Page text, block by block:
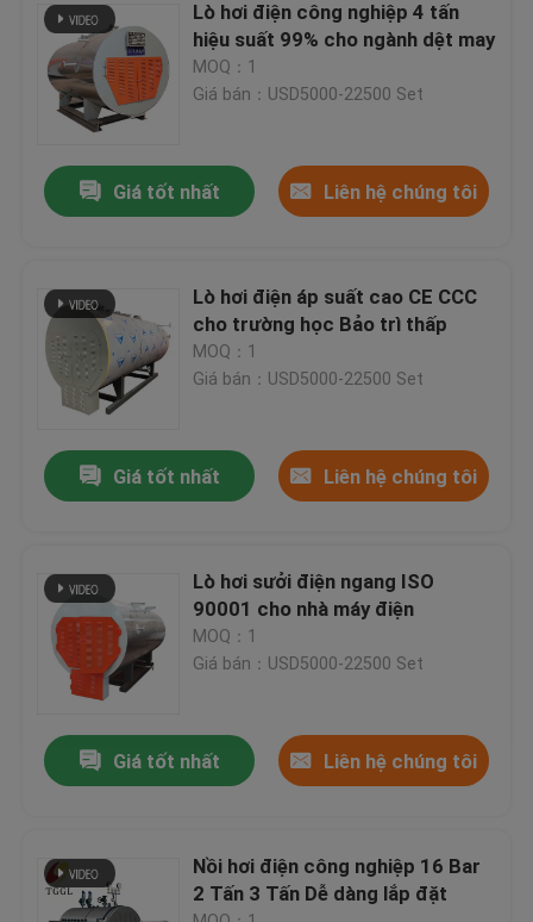
Các sản phẩm
Video
Về chúng tôi
Kiểm soát chất lượng
Liên hệ chúng tôi
Tin tức
Nồi hơi dầu khí
Lò hơi điện công nghiệp 4 tấn
hiệu suất 99% cho ngành dệt may
MOQ：1
Giá bán：USD5000-22500 Set
Giá tốt nhất Liên hệ chúng tôi
Lò hơi điện áp suất cao CE CCC
cho trường học Bảo trì thấp
MOQ：1
Giá bán：USD5000-22500 Set
Giá tốt nhất Liên hệ chúng tôi
Lò hơi sưởi điện ngang ISO
90001 cho nhà máy điện
MOQ：1
Giá bán：USD5000-22500 Set
Giá tốt nhất Liên hệ chúng tôi
Nồi hơi điện công nghiệp 16 Bar
2 Tấn 3 Tấn Dễ dàng lắp đặt